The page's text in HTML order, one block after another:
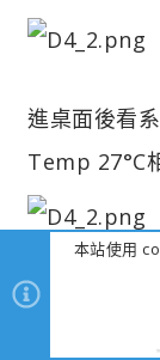
進桌面後看
Temp 27°C
壓力測試
1.AIDA64
本站使用